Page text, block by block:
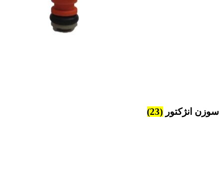
سوزن انژکتور (23)